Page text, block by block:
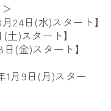
24日(水)スタート 】
土)スタート】
(金)スタート】
1月9日(月)スター